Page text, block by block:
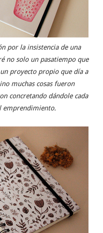
por la insistencia de una
no solo un pasatiempo que
proyecto propio que día a
muchas cosas fueron
concretando dándole cada
emprendimiento.